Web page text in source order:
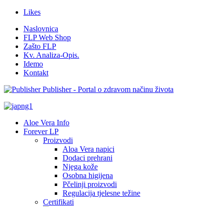
Likes
Naslovnica
FLP Web Shop
Zašto FLP
Kv. Analiza-Opis.
Idemo
Kontakt
Publisher - Portal o zdravom načinu života
Aloe Vera Info
Forever LP
Proizvodi
Aloa Vera napici
Dodaci prehrani
Njega kože
Osobna higijena
Pčelinji proizvodi
Regulacija tjelesne težine
Certifikati